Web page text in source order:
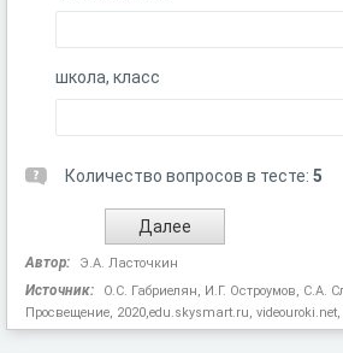
школа, класс
Количество вопросов в тесте: 5
Автор: Э.А. Ласточкин
Источник:
О.С. Габриелян, И.Г. Остроумов, С.А.
Просвещение, 2020,edu.skysmart.ru,